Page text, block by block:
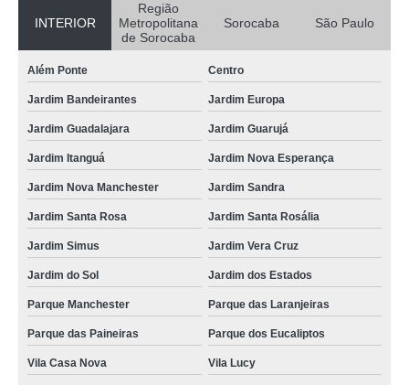
INTERIOR
Região
Metropolitana
de Sorocaba
Sorocaba São Paulo
Além Ponte Centro
Jardim Bandeirantes Jardim Europa
Jardim Guadalajara Jardim Guarujá
Jardim Itanguá Jardim Nova Esperança
Jardim Nova Manchester Jardim Sandra
Jardim Santa Rosa Jardim Santa Rosália
Jardim Simus Jardim Vera Cruz
Jardim do Sol Jardim dos Estados
Parque Manchester Parque das Laranjeiras
Parque das Paineiras Parque dos Eucaliptos
Vila Casa Nova Vila Lucy